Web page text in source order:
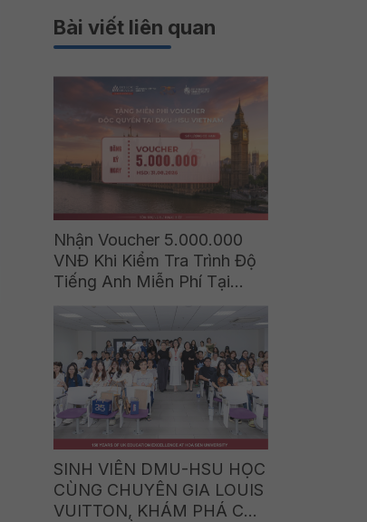
Bài viết liên quan
Nhận Voucher 5.000.000
VNĐ Khi Kiểm Tra Trình Độ
Tiếng Anh Miễn Phí Tại
DMU-HSU Vietnam
SINH VIÊN DMU-HSU HỌC
CÙNG CHUYÊN GIA LOUIS
VUITTON, KHÁM PHÁ CƠ